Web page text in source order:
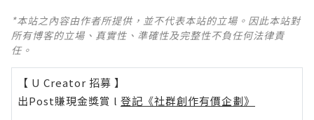
*本站之內容由作者所提供，並不代表本站的立場。因此本站對
所有博客的立場、真實性、準確性及完整性不負任何法律責
任。
【 U Creator 招募 】
出Post賺現金獎賞 l 登記《社群創作有價企劃》